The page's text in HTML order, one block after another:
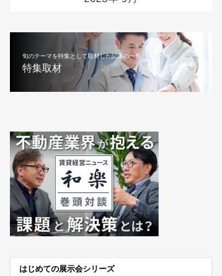
旬のテーマを特集として取材した記事の一覧
特集取材
はじめての展示会シリーズ